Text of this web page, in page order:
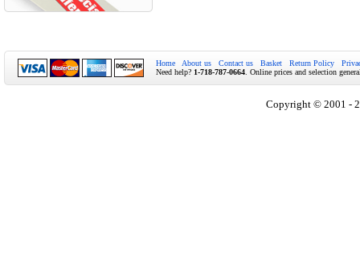
Home About us Contact us Basket Return Policy
Need help? 1-718-787-0664 . Online prices and selection
Copyright © 2001 -